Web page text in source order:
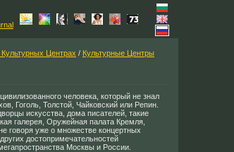
Центрах / Культурные Центры
человека, который не знал
Гоголь, Толстой, Чайковский или Репин.
искусства, дома писателей, такие
галерея, Оружейная палата Кремля,
говоря уже о множестве концертных
достопримечательностей
Москвы и России.